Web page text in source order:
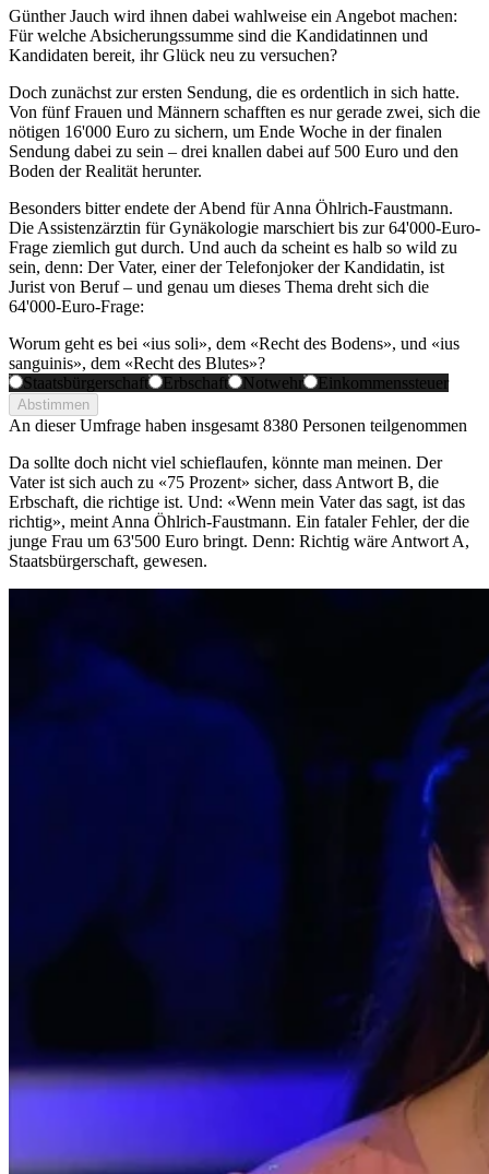
Günther Jauch wird ihnen dabei wahlweise ein Angebot machen:
Für welche Absicherungssumme sind die Kandidatinnen und
Kandidaten bereit, ihr Glück neu zu versuchen?
Doch zunächst zur ersten Sendung, die es ordentlich in sich hatte.
Von fünf Frauen und Männern schafften es nur gerade zwei, sich die
nötigen 16'000 Euro zu sichern, um Ende Woche in der finalen
Sendung dabei zu sein – drei knallen dabei auf 500 Euro und den
Boden der Realität herunter.
Besonders bitter endete der Abend für Anna Öhlrich-Faustmann.
Die Assistenzärztin für Gynäkologie marschiert bis zur 64'000-Euro-
Frage ziemlich gut durch. Und auch da scheint es halb so wild zu
sein, denn: Der Vater, einer der Telefonjoker der Kandidatin, ist
Jurist von Beruf – und genau um dieses Thema dreht sich die
64'000-Euro-Frage:
Worum geht es bei «ius soli», dem «Recht des Bodens», und «ius
sanguinis», dem «Recht des Blutes»?
Staatsbürgerschaft
Erbschaft Notwehr Einkommenssteuer
Abstimmen
An dieser Umfrage haben insgesamt 8380 Personen teilgenommen
Da sollte doch nicht viel schieflaufen, könnte man meinen. Der
Vater ist sich auch zu «75 Prozent» sicher, dass Antwort B, die
Erbschaft, die richtige ist. Und: «Wenn mein Vater das sagt, ist das
richtig», meint Anna Öhlrich-Faustmann. Ein fataler Fehler, der die
junge Frau um 63'500 Euro bringt. Denn: Richtig wäre Antwort A,
Staatsbürgerschaft, gewesen.